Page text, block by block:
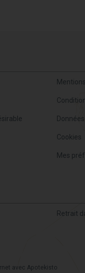
Cookies
Mes
Retrait
avec Apotekisto